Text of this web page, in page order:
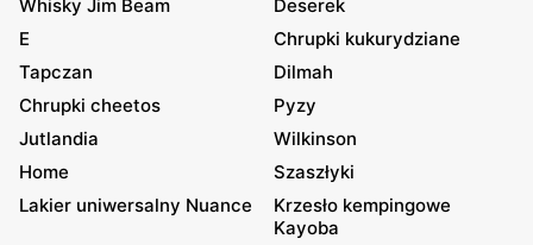
Whisky Jim Beam
Deserek
E
Chrupki kukurydziane
Tapczan
Dilmah
Chrupki cheetos
Pyzy
Jutlandia
Wilkinson
Home
Szaszłyki
Lakier uniwersalny Nuance
Krzesło kempingowe
Kayoba